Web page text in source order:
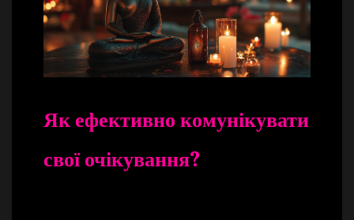
Як ефективно комунікувати
свої очікування?